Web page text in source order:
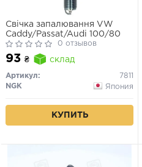
Свічка запалювання VW
Caddy/Passat/Audi 100/80
0 отзывов
93 ₴ склад
Артикул:
7811
NGK
Япония
КУПИТЬ